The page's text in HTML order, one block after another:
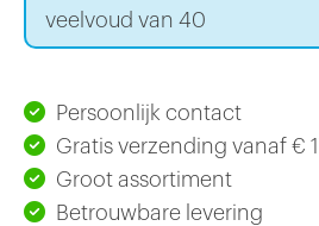
veelvoud van 40
Persoonlijk contact
Gratis verzending vanaf €
Groot assortiment
Betrouwbare levering